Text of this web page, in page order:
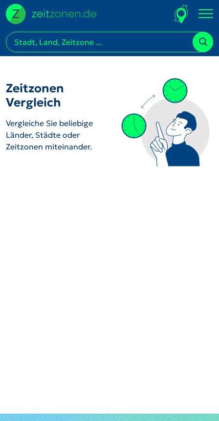
Zeitzonen
Vergleich
Vergleiche Sie beliebige
Länder, Städte oder
Zeitzonen miteinander.